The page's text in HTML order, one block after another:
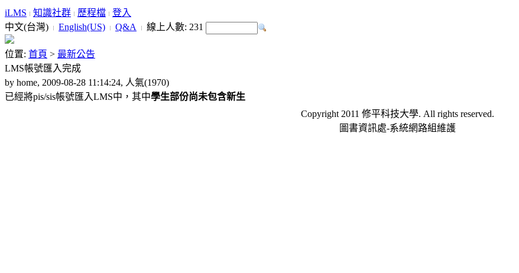
iLMS 知識社群 歷程檔
登入
中文(台灣)
English(US) Q&A 線上人數: 231
位置: 首頁 > 最新公告
LMS帳號匯入完成
by home, 2009-08-28 11:14:24, 人氣(1970)
已經將pis/sis帳號匯入LMS中，其中學生部份尚未包含新生
Copyright 2011 修平科技大學. All rights reserved.
圖書資訊處-系統網路組維護